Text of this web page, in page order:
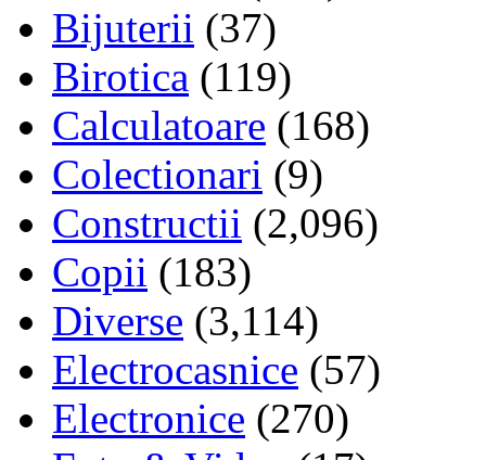
Bijuterii (37)
Birotica (119)
Calculatoare (168)
Colectionari (9)
Constructii (2,096)
Copii (183)
Diverse (3,114)
Electrocasnice (57)
Electronice (270)